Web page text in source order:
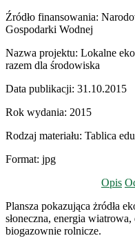
Źródło finansowania:
Gospodarki Wodnej
Nazwa projektu: Lokalne
razem dla środowiska
Data publikacji: 31.10.2015
Rok wydania: 2015
Rodzaj materiału: Tablica
Format: jpg
Opis
Plansza pokazująca żródła
słoneczna, energia
biogazownie rolnicze.